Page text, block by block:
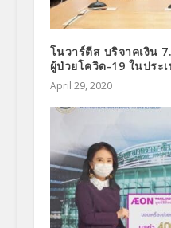
โนวาร์ตีส บริจาคเงิน
ผู้ป่วยโควิด-19 ในประ
April 29, 2020